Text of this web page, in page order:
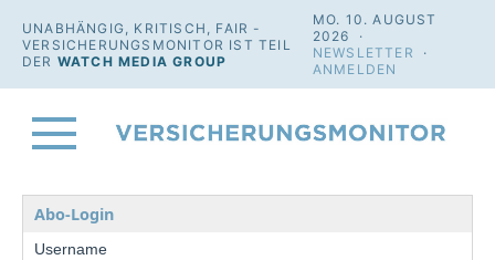
UNABHÄNGIG, KRITISCH, FAIR -
VERSICHERUNGSMONITOR IST TEIL
DER WATCH MEDIA GROUP
MO. 10. AUGUST
2026 ·
NEWSLETTER
·
ANMELDEN
Abo-Login
Username